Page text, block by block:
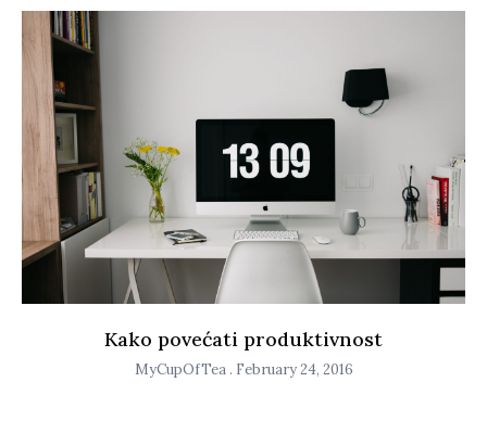
Kako povećati produktivnost
MyCupOfTea February 24, 2016